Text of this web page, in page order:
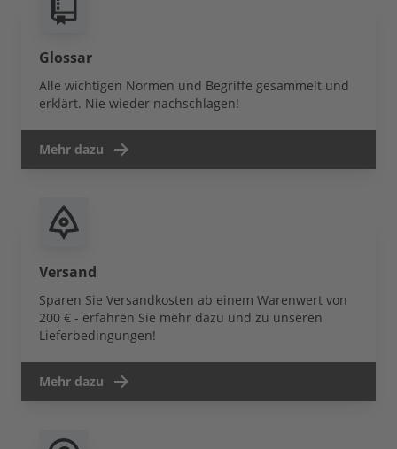
Glossar
Alle wichtigen Normen und Begriffe gesammelt und
erklärt. Nie wieder nachschlagen!
Mehr dazu
Versand
Sparen Sie Versandkosten ab einem Warenwert von
200 € - erfahren Sie mehr dazu und zu unseren
Lieferbedingungen!
Mehr dazu